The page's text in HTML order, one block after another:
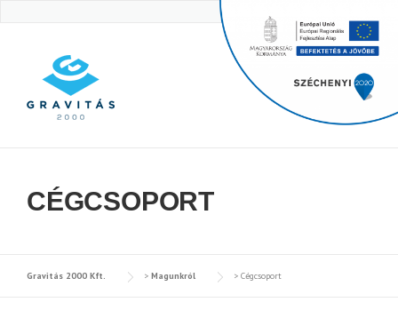
CÉGCSOPORT
Gravitás 2000 Kft. > Magunkról > Cégcsoport